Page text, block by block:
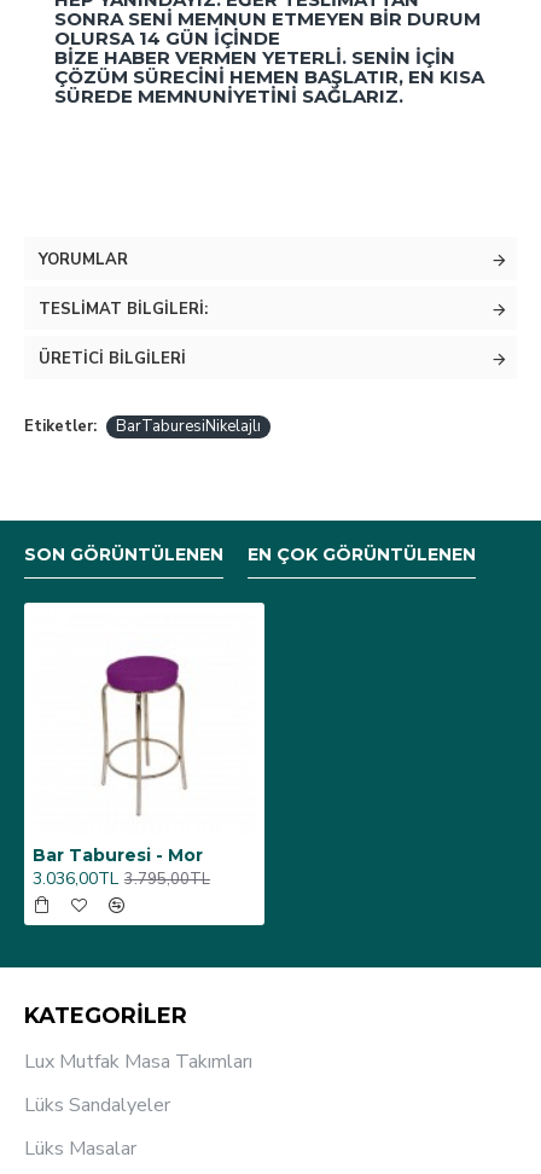
SONRA SENI MEMNUN ETMEYEN BIR DURUM
OLURSA 14 GÜN IÇINDE
BIZE HABER VERMEN YETERLI. SENIN IÇIN
ÇÖZÜM SÜRECINI HEMEN BAŞLATIR, EN KISA
SÜREDE MEMNUNIYETINI SAĞLARIZ.
YORUMLAR
TESLIMAT BILGILERI:
ÜRETICI BILGILERI
Etiketler: BarTaburesiNikelajlı
SON GÖRÜNTÜLENEN EN ÇOK GÖRÜNTÜLENEN
Bar Taburesi - Mor
3.036,00TL 3.795,00TL
KATEGORİLER
Lux Mutfak Masa Takımları
Lüks Sandalyeler
Lüks Masalar